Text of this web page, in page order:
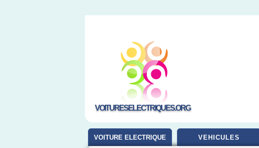
VOITURESELECTRIQUES.ORG
VOITURE ELECTRIQUE VEHICULES